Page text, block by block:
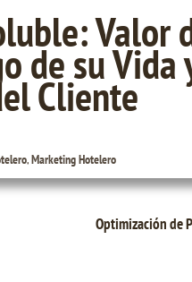
Valor
de su Vida
Cliente
,Marketing Hotelero